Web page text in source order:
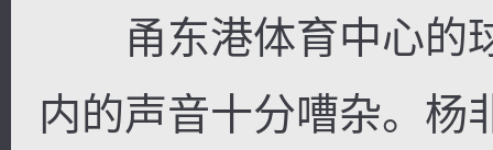
甬东港体育中心的
内的声音十分嘈杂。杨